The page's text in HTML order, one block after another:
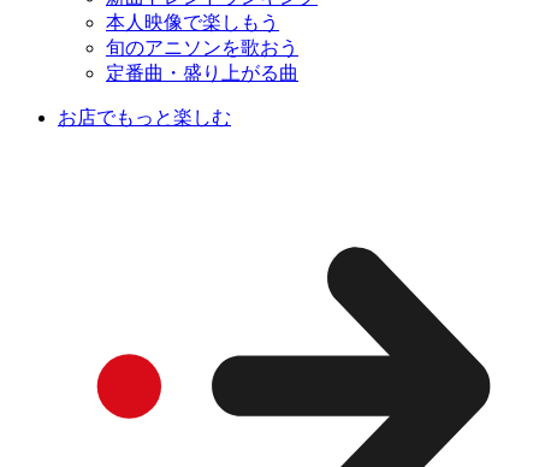
本人映像で楽しもう
旬のアニソンを歌おう
定番曲・盛り上がる曲
お店でもっと楽しむ